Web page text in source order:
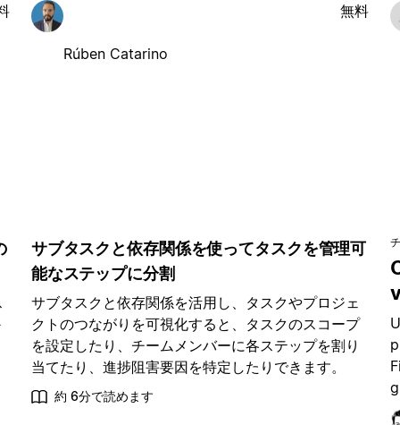
Rúben Catarino
無料
サブタスクと依存関係を使ってタスクを管理可
能なステップに分割
サブタスクと依存関係を活用し、タスクやプロジェ
クトのつながりを可視化すると、タスクのスコープ
を設定したり、チームメンバーに各ステップを割り
当てたり、進捗阻害要因を特定したりできます。
約 6分で読めます